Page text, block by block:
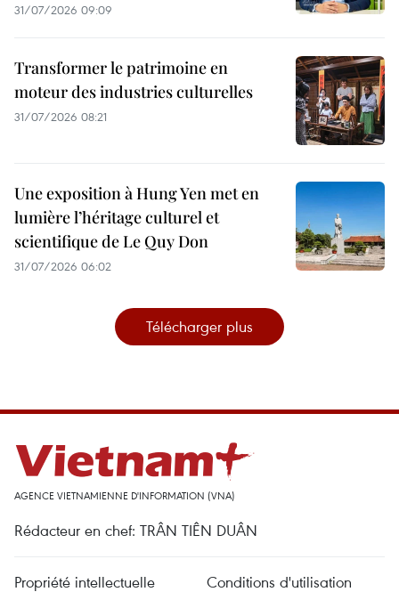
31/07/2026 09:09
Transformer le patrimoine en
moteur des industries culturelles
31/07/2026 08:21
Une exposition à Hung Yen met en
lumière l’héritage culturel et
scientifique de Le Quy Don
31/07/2026 06:02
Télécharger plus
AGENCE VIETNAMIENNE D'INFORMATION (VNA)
Rédacteur en chef: TRÂN TIÊN DUÂN
Propriété intellectuelle Conditions d'utilisation